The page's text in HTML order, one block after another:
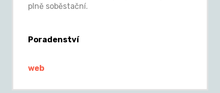
plně soběstační.
Poradenství
web